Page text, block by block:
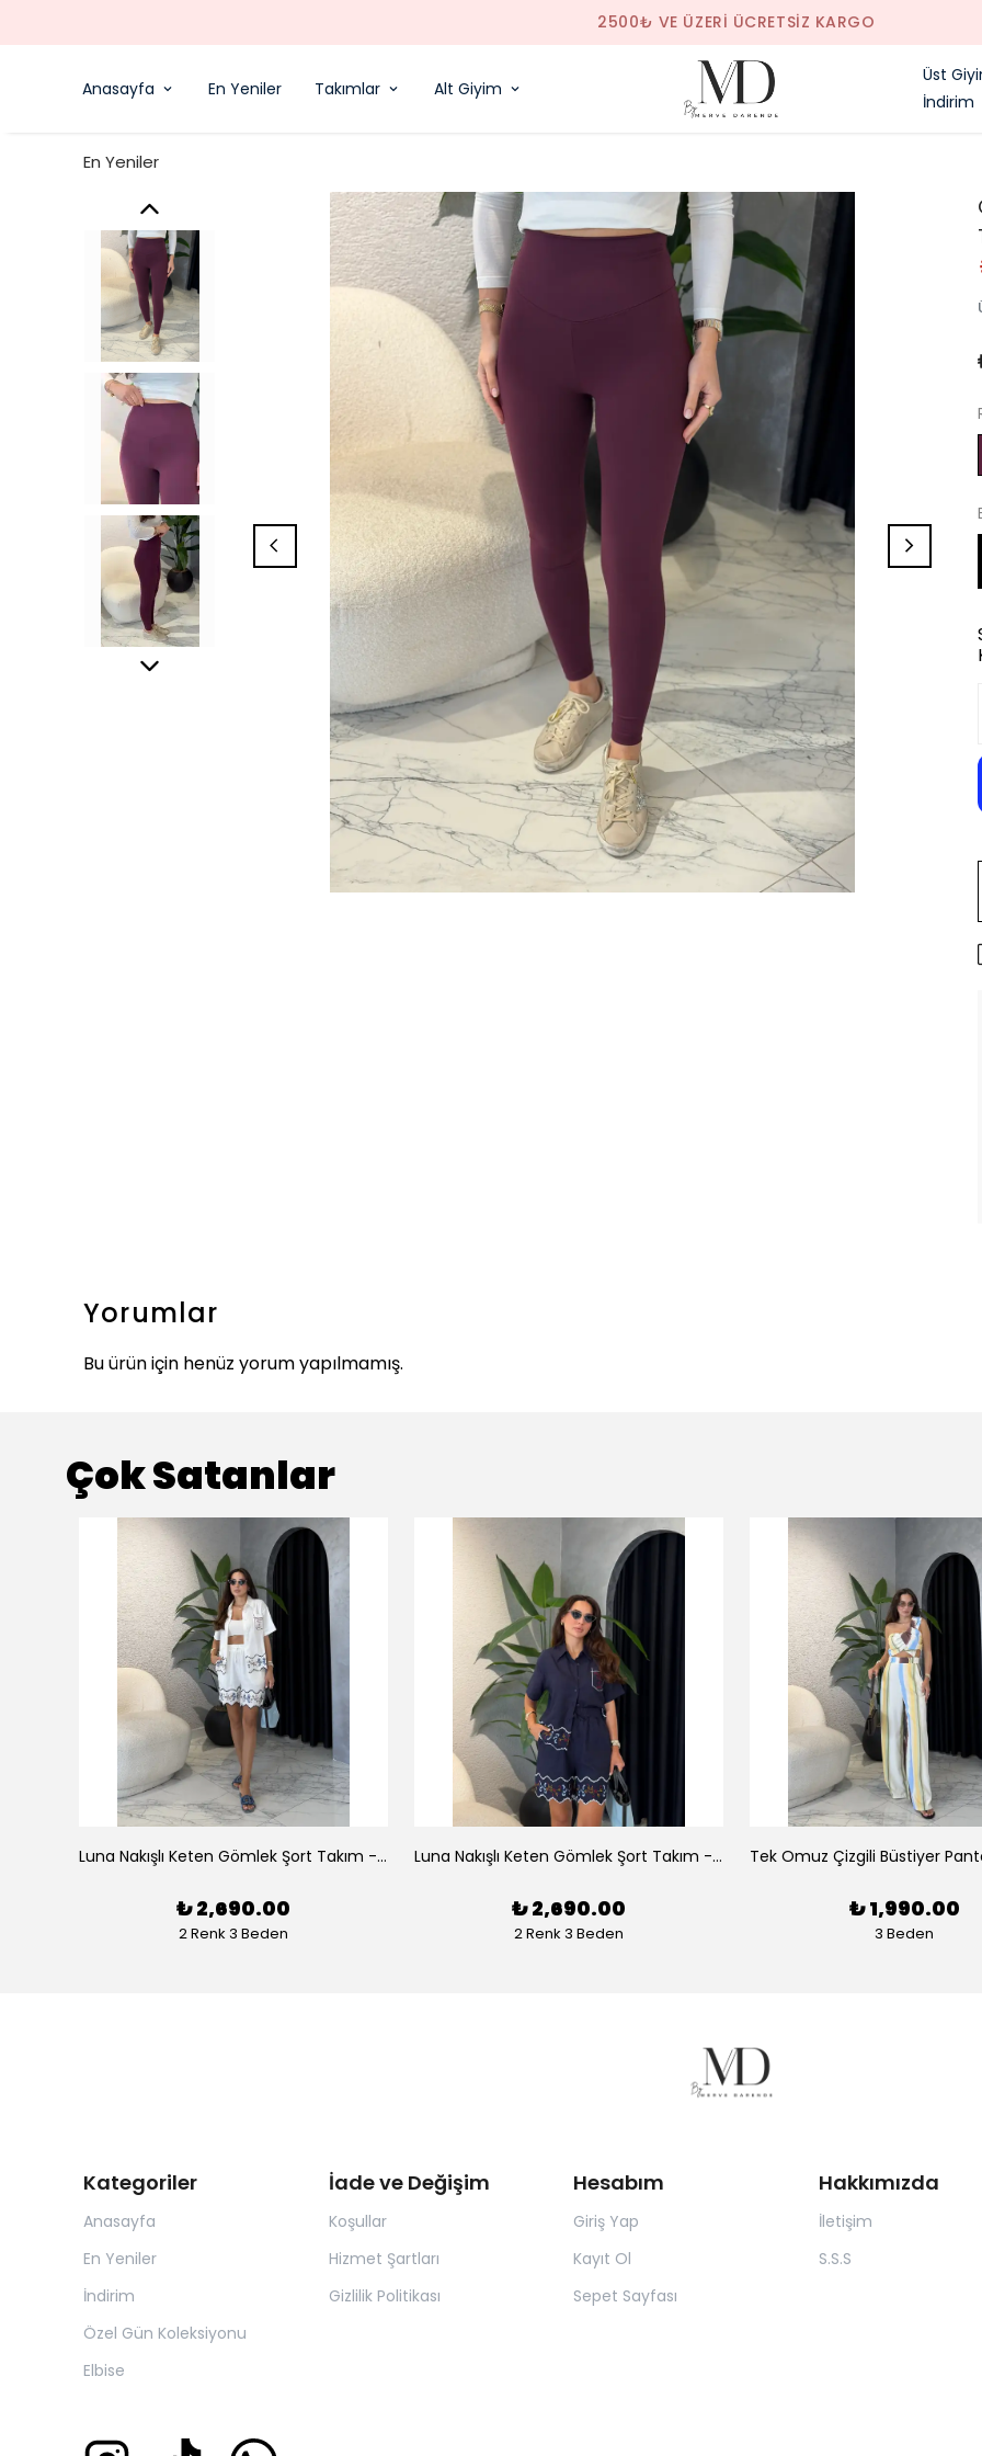
SAAT 14.00'E KADAR VERILEN SIPARIŞLER AYNI GÜN KARGODA!
Anasayfa En Yeniler Takımlar Alt Giyim
Üst
İndirim
En Yeniler
Yorumlar
Bu ürün için henüz yorum yapılmamış.
Çok Satanlar
Luna Nakışlı Keten Gömlek Şort Takım - Beyaz
₺ 2,690.00
2 Renk 3 Beden
Luna Nakışlı Keten Gömlek Şort Takım - Lacivert
₺ 2,690.00
2 Renk 3 Beden
₺ 1,990.00
3 Beden
Kategoriler
Anasayfa
En Yeniler
İndirim
Özel Gün Koleksiyonu
Elbise
İade ve Değişim
Koşullar
Hizmet Şartları
Gizlilik Politikası
Hesabım
Giriş Yap
Kayıt Ol
Sepet Sayfası
Hakkımızda
İletişim
S.S.S